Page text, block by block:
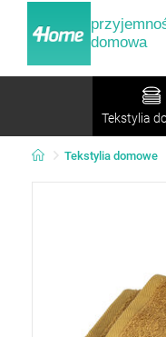
domowa
Tekstylia
Tekstylia domowe